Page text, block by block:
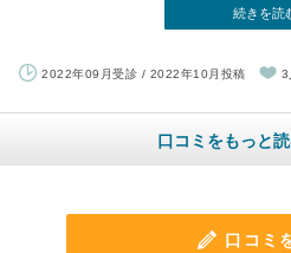
続きを読
2022年09月受診 / 2022年10月投稿 3
口コミをもっと
口コミ